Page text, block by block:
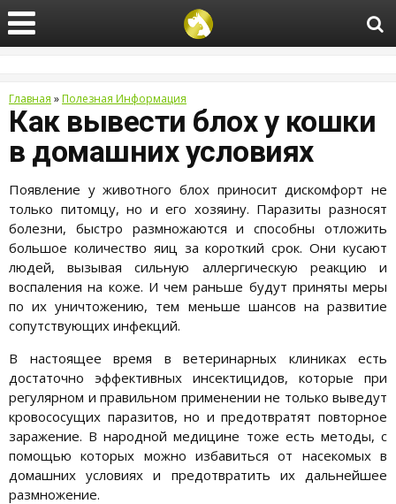
Главная »Полезная Информация
Как вывести блох у кошки
в домашних условиях
Появление у животного блох приносит дискомфорт не
только питомцу, но и его хозяину. Паразиты разносят
болезни, быстро размножаются и способны отложить
большое количество яиц за короткий срок. Они кусают
людей, вызывая сильную аллергическую реакцию и
воспаления на коже. И чем раньше будут приняты меры
по их уничтожению, тем меньше шансов на развитие
сопутствующих инфекций.
В настоящее время в ветеринарных клиниках есть
достаточно эффективных инсектицидов, которые при
регулярном и правильном применении не только выведут
кровососущих паразитов, но и предотвратят повторное
заражение. В народной медицине тоже есть методы, с
помощью которых можно избавиться от насекомых в
домашних условиях и предотвратить их дальнейшее
размножение.